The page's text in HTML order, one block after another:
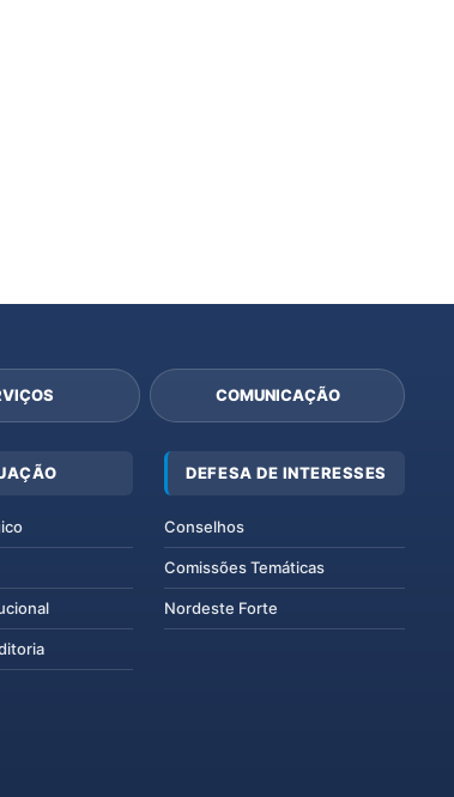
COMUNICAÇÃO
DEFESA DE INTERESSES
Conselhos
Comissões Temáticas
Nordeste Forte